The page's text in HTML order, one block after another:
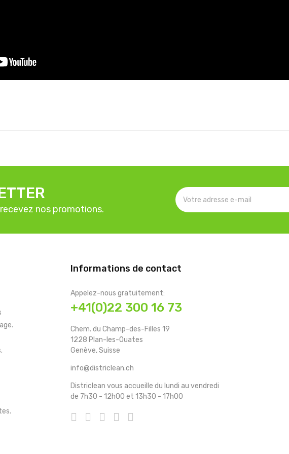
nos promotions.
Informations de contact
Appelez-nous gratuitement:
+41(0)22 300 16 73
Chem. du Champ-des-Filles 19
1228 Plan-les-Ouates
Genève, Suisse
info@districlean.ch
Districlean vous accueille du lundi au vendredi
de 7h30 - 12h00 et 13h30 - 17h00